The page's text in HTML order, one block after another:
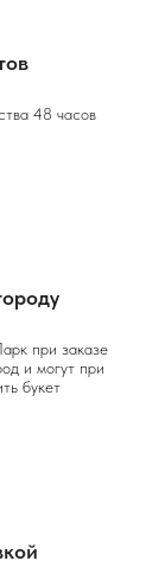
48 часов
при заказе
и могут при
букет